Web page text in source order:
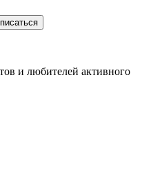
и любителей активного